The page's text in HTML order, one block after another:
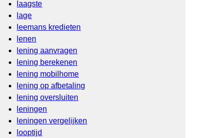
laagste
lage
leemans kredieten
lenen
lening aanvragen
lening berekenen
lening mobilhome
lening op afbetaling
lening oversluiten
leningen
leningen vergelijken
looptijd